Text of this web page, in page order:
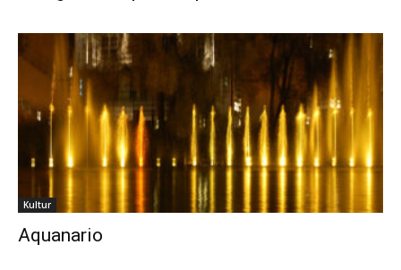
Kultur
Aquanario